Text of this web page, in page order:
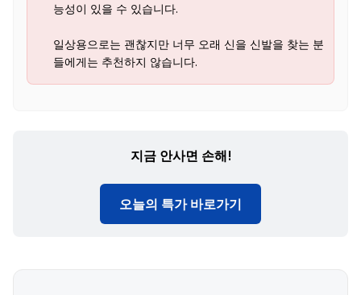
능성이 있을 수 있습니다.
일상용으로는 괜찮지만 너무 오래 신을 신발을 찾는 분
들에게는 추천하지 않습니다.
지금 안사면 손해!
오늘의 특가 바로가기